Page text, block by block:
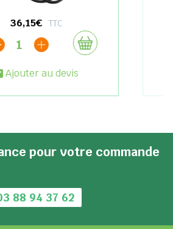
36,15€ TTC
1
Ajouter au devis
pour votre commande
88 94 37 62